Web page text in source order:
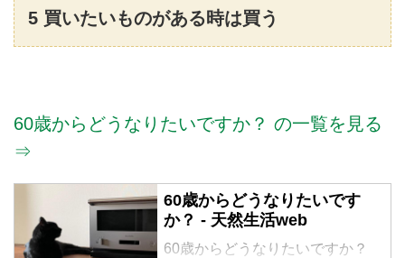
5 買いたいものがある時は買う
60歳からどうなりたいですか？ の一覧を見る
⇒
60歳からどうなりたいです
か？ - 天然生活web
60歳からどうなりたいですか？